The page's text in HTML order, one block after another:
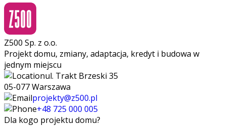
Z500 Sp. z o.o.
Projekt domu, zmiany, adaptacja, kredyt i budowa w
jednym miejscu
ul. Trakt Brzeski 35
05-077 Warszawa
projekty@z500.pl
+48 725 000 005
Dla kogo projektu domu?